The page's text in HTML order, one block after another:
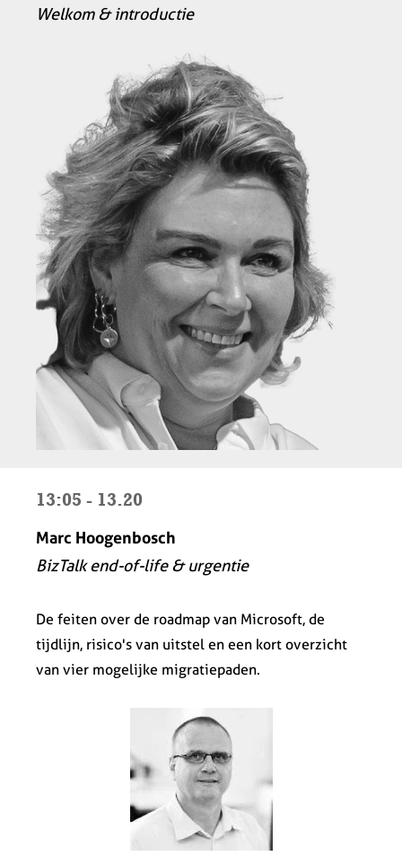
Welkom & introductie
13:05 - 13.20
Marc Hoogenbosch
BizTalk end-of-life & urgentie
De feiten over de roadmap van Microsoft, de
tijdlijn, risico's van uitstel en een kort overzicht
van vier mogelijke migratiepaden.